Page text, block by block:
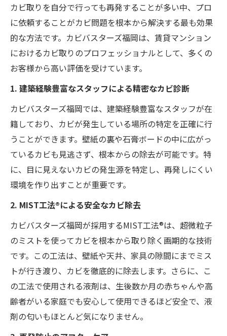
カビ取りを自分で行っても再発することが多い中、プロ
に依頼することがカビ問題を根本から解決する最も効果
的な方法です。カビバスターズ福岡は、賃貸マンション
におけるカビ取りのプロフェッショナルとして、多くの
お客様から高い評価を受けています。
1. 建築経験豊富なスタッフによる精密なカビ診断
カビバスターズ福岡では、建築経験豊富なスタッフが在
籍しており、カビが発生している場所の特定を正確に行
うことができます。壁紙の裏や石膏ボードの中に広がっ
ているカビも見逃さず、根本からの除去が可能です。特
に、目に見えないカビの発生源を特定し、再発しにくい
環境を作り出すことが重要です。
2. MIST工法®による安全なカビ除去
カビバスターズ福岡が採用するMIST工法®は、超微粒子
のミストを使ってカビを根本から取り除く画期的な技術
です。この工法は、壁紙や天井、家具の隙間にまでミス
トが行き渡り、カビを徹底的に除去します。さらに、こ
の工法で使用される液剤は、生後数か月の赤ちゃんや高
齢者がいる家庭でも安心して使用できるほど安全で、液
剤の匂いもほとんど気になりません。